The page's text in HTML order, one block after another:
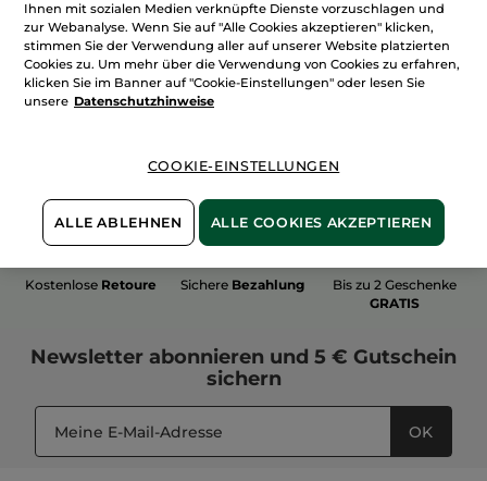
Mehr entdecken
Kostenlose Retoure Sichere Bezahlung
Bis zu 2 Geschenke
GRATIS
Newsletter abonnieren und 5 € Gutschein
sichern
OK
Ihnen mit sozialen Medien verknüpfte Dienste vorzuschlagen und
zur Webanalyse. Wenn Sie auf "Alle Cookies akzeptieren" klicken,
stimmen Sie der Verwendung aller auf unserer Website platzierten
Cookies zu. Um mehr über die Verwendung von Cookies zu erfahren,
klicken Sie im Banner auf "Cookie-Einstellungen" oder lesen Sie
unsere Datenschutzhinweise
COOKIE-EINSTELLUNGEN
ALLE ABLEHNEN ALLE COOKIES AKZEPTIEREN